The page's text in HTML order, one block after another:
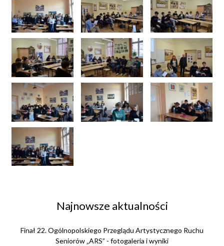
Najnowsze aktualności
Finał 22. Ogólnopolskiego Przeglądu Artystycznego Ruchu
Seniorów „ARS” - fotogaleria i wyniki